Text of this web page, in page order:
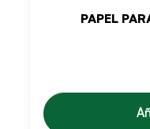
PAPEL